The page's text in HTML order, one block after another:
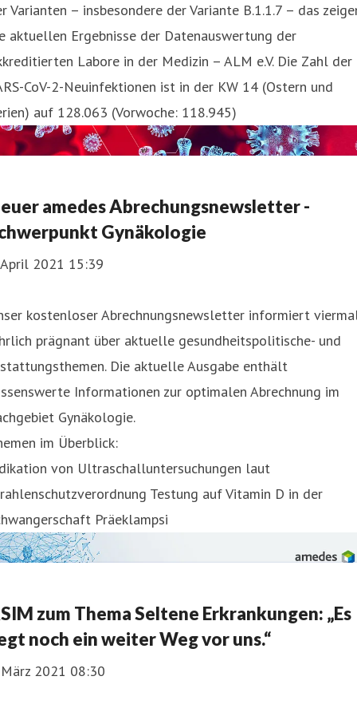
Varianten – insbesondere der Variante B.1.1.7 – das
aktuellen Ergebnisse der Datenauswertung der
Labore in der Medizin – ALM e.V. Die Zahl der
CoV-2-Neuinfektionen ist in der KW 14 (Ostern und
auf 128.063 (Vorwoche: 118.945)
amedes Abrechungsnewsletter -
Gynäkologie
2021 15:39
kostenloser Abrechnungsnewsletter informiert
prägnant über aktuelle gesundheitspolitische- und
Die aktuelle Ausgabe enthält
Informationen zur optimalen Abrechnung im
Gynäkologie.
im Überblick:
von Ultraschalluntersuchungen laut
Testung auf Vitamin D in der
Präeklampsi
zum Thema Seltene Erkrankungen: „Es
noch ein weiter Weg vor uns.“
2021 08:30